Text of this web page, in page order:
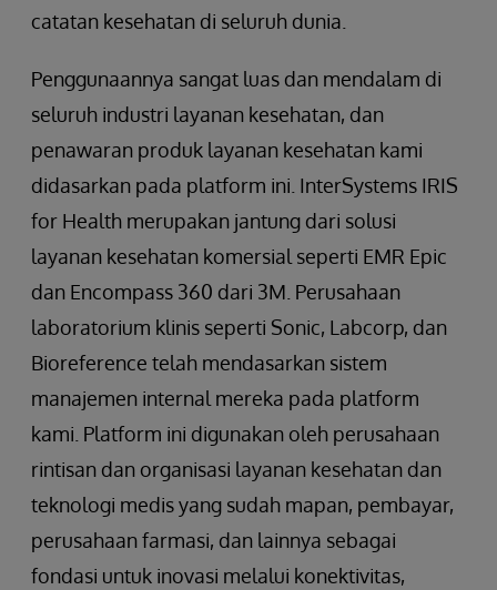
catatan kesehatan di seluruh dunia.
Penggunaannya sangat luas dan mendalam di
seluruh industri layanan kesehatan, dan
penawaran produk layanan kesehatan kami
didasarkan pada platform ini. InterSystems IRIS
for Health merupakan jantung dari solusi
layanan kesehatan komersial seperti EMR Epic
dan Encompass 360 dari 3M. Perusahaan
laboratorium klinis seperti Sonic, Labcorp, dan
Bioreference telah mendasarkan sistem
manajemen internal mereka pada platform
kami. Platform ini digunakan oleh perusahaan
rintisan dan organisasi layanan kesehatan dan
teknologi medis yang sudah mapan, pembayar,
perusahaan farmasi, dan lainnya sebagai
fondasi untuk inovasi melalui konektivitas,